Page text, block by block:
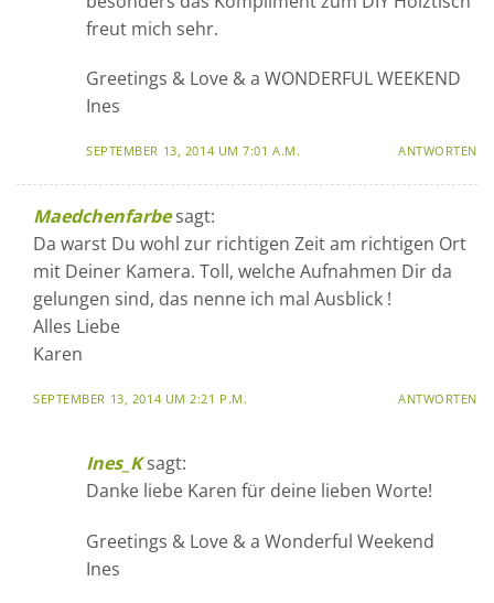
freut mich sehr.
Greetings & Love & a WONDERFUL WEEKEND
Ines
SEPTEMBER 13, 2014 UM 7:01 A.M. ANTWORTEN
Maedchenfarbe sagt:
Da warst Du wohl zur richtigen Zeit am richtigen Ort
mit Deiner Kamera. Toll, welche Aufnahmen Dir da
gelungen sind, das nenne ich mal Ausblick !
Alles Liebe
Karen
SEPTEMBER 13, 2014 UM 2:21 P.M. ANTWORTEN
Ines_K sagt:
Danke liebe Karen für deine lieben Worte!
Greetings & Love & a Wonderful Weekend
Ines